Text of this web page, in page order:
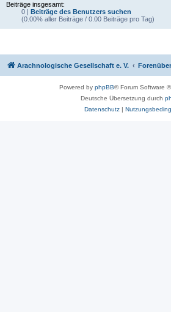
Beiträge insgesamt:
0 | Beiträge des Benutzers suchen
(0.00% aller Beiträge / 0.00 Beiträge pro Tag)
Arachnologische Gesellschaft e. V.
Powered by phpBB® Forum Software
Deutsche Übersetzung durch
Datenschutz|